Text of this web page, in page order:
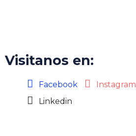
Visitanos en:
Facebook Instagram
Linkedin